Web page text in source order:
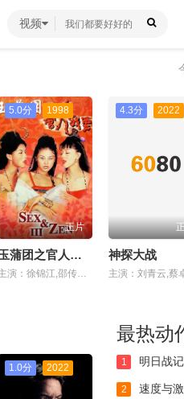
视频
5.0分 1998
正片
玉蒲团之官人我要
主演：徐锦江,邵传勇,杨嘉玲,冬怡,植敬雯,钟甄
4.3分 2022
神探大战
1.0分 2022
最热动
1 明日战记
2 速度与